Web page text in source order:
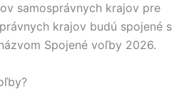
samosprávnych krajov pre
krajov budú spojené s
Spojené voľby 2026.